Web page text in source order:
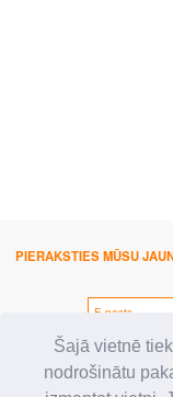
Šajā vietnē
nodrošinātu
PIERAKSTIES MŪSU
SEKO MUMS: